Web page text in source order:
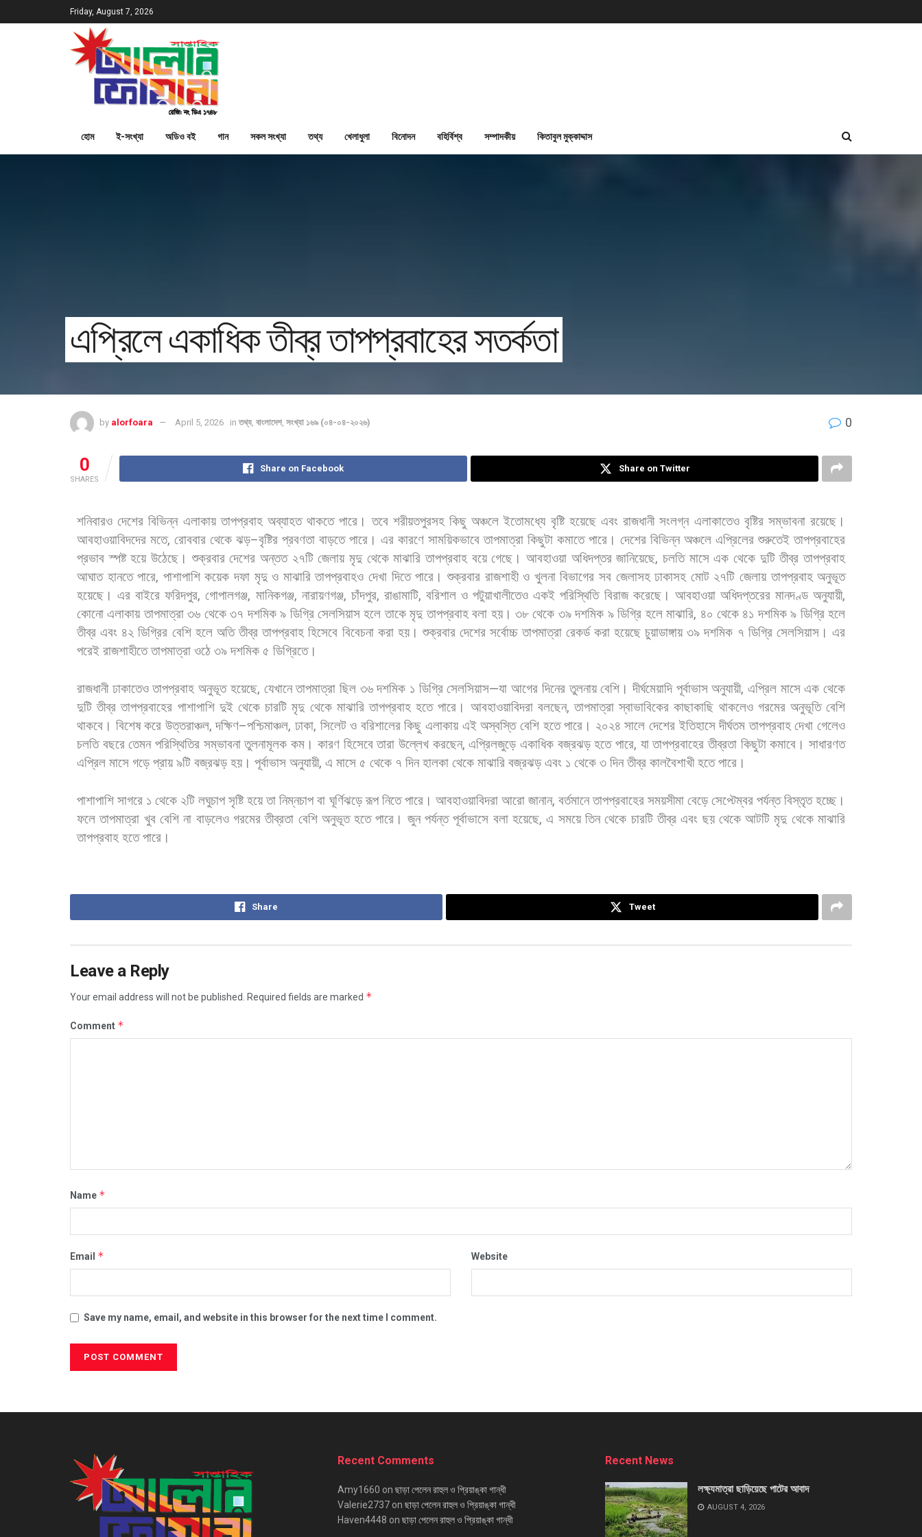
Friday, August 7, 2026
হোম ই-সংখ্যা অডিও বই গান সকল সংখ্যা তথ্য খেলাধুলা বিনোদন বহির্বিশ্ব সম্পাদকীয় কিতাবুল মুক্কাদ্দাস
এপ্রিলে একাধিক তীব্র তাপপ্রবাহের সতর্কতা
by alorfoara April 5, 2026 in তথ্য, বাংলাদেশ, সংখ্যা ১৬৯ (০৪-০৪-২০২৬) 0
0
SHARES
Share on Facebook Share on Twitter
শনিবারও দেশের বিভিন্ন এলাকায় তাপপ্রবাহ অব্যাহত থাকতে পারে। তবে শরীয়তপুরসহ কিছু অঞ্চলে ইতোমধ্যে বৃষ্টি হয়েছে এবং রাজধানী সংলগ্ন এলাকাতেও বৃষ্টির সম্ভাবনা রয়েছে।
আবহাওয়াবিদদের মতে, রোববার থেকে ঝড়–বৃষ্টির প্রবণতা বাড়তে পারে। এর কারণে সাময়িকভাবে তাপমাত্রা কিছুটা কমাতে পারে। দেশের বিভিন্ন অঞ্চলে এপ্রিলের শুরুতেই তাপপ্রবাহের
প্রভাব স্পষ্ট হয়ে উঠেছে। শুক্রবার দেশের অন্তত ২৭টি জেলায় মৃদু থেকে মাঝারি তাপপ্রবাহ বয়ে গেছে। আবহাওয়া অধিদপ্তর জানিয়েছে,চলতি মাসে এক থেকে দুটি তীব্র তাপপ্রবাহ
আঘাত হানতে পারে, পাশাপাশি কয়েক দফা মৃদু ও মাঝারি তাপপ্রবাহও দেখা দিতে পারে। শুক্রবার রাজশাহী ও খুলনা বিভাগের সব জেলাসহ ঢাকাসহ মোট ২৭টি জেলায় তাপপ্রবাহ অনুভূত
হয়েছে। এর বাইরে ফরিদপুর,গোপালগঞ্জ, মানিকগঞ্জ, নারায়ণগঞ্জ, চাঁদপুর, রাঙামাটি, বরিশাল ও পটুয়াখালীতেও একই পরিস্থিতি বিরাজ করেছে। আবহাওয়া অধিদপ্তরের মানদণ্ড অনুযায়ী,
কোনো এলাকায় তাপমাত্রা ৩৬ থেকে ৩৭ দশমিক ৯ ডিগ্রি সেলসিয়াস হলে তাকে মৃদু তাপপ্রবাহ বলা হয়। ৩৮ থেকে ৩৯ দশমিক ৯ ডিগ্রি হলে মাঝারি, ৪০ থেকে ৪১ দশমিক ৯ ডিগ্রি হলে
তীব্র এবং ৪২ ডিগ্রির বেশি হলে অতি তীব্র তাপপ্রবাহ হিসেবে বিবেচনা করা হয়। শুক্রবার দেশের সর্বোচ্চ তাপমাত্রা রেকর্ড করা হয়েছে চুয়াডাঙ্গায় ৩৯ দশমিক ৭ ডিগ্রি সেলসিয়াস। এর
পরেই রাজশাহীতে তাপমাত্রা ওঠে ৩৯ দশমিক ৫ ডিগ্রিতে।
রাজধানী ঢাকাতেও তাপপ্রবাহ অনুভূত হয়েছে, যেখানে তাপমাত্রা ছিল ৩৬ দশমিক ১ ডিগ্রি সেলসিয়াস—যা আগের দিনের তুলনায় বেশি। দীর্ঘমেয়াদি পূর্বাভাস অনুযায়ী,এপ্রিল মাসে এক থেকে
দুটি তীব্র তাপপ্রবাহের পাশাপাশি দুই থেকে চারটি মৃদু থেকে মাঝারি তাপপ্রবাহ হতে পারে। আবহাওয়াবিদরা বলছেন,তাপমাত্রা স্বাভাবিকের কাছাকাছি থাকলেও গরমের অনুভূতি বেশি
থাকবে। বিশেষ করে উত্তরাঞ্চল,দক্ষিণ–পশ্চিমাঞ্চল,ঢাকা, সিলেট ও বরিশালের কিছু এলাকায় এই অস্বস্তি বেশি হতে পারে। ২০২৪ সালে দেশের ইতিহাসে দীর্ঘতম তাপপ্রবাহ দেখা গেলেও
চলতি বছরে তেমন পরিস্থিতির সম্ভাবনা তুলনামূলক কম। কারণ হিসেবে তারা উল্লেখ করছেন,এপ্রিলজুড়ে একাধিক বজ্রঝড় হতে পারে, যা তাপপ্রবাহের তীব্রতা কিছুটা কমাবে। সাধারণত
এপ্রিল মাসে গড়ে প্রায় ৯টি বজ্রঝড় হয়। পূর্বাভাস অনুযায়ী, এ মাসে ৫ থেকে ৭ দিন হালকা থেকে মাঝারি বজ্রঝড় এবং ১ থেকে ৩ দিন তীব্র কালবৈশাখী হতে পারে।
পাশাপাশি সাগরে ১ থেকে ২টি লঘুচাপ সৃষ্টি হয়ে তা নিম্নচাপ বা ঘূর্ণিঝড়ে রূপ নিতে পারে। আবহাওয়াবিদরা আরো জানান, বর্তমানে তাপপ্রবাহের সময়সীমা বেড়ে সেপ্টেম্বর পর্যন্ত বিস্তৃত হচ্ছে।
ফলে তাপমাত্রা খুব বেশি না বাড়লেও গরমের তীব্রতা বেশি অনুভূত হতে পারে। জুন পর্যন্ত পূর্বাভাসে বলা হয়েছে,এ সময়ে তিন থেকে চারটি তীব্র এবং ছয় থেকে আটটি মৃদু থেকে মাঝারি
তাপপ্রবাহ হতে পারে।
Share Tweet
Leave a Reply
Your email address will not be published. Required fields are marked *
Comment *
Name *
Email * Website
Save my name, email, and website in this browser for the next time I comment.
Recent Comments
Amy1660 on ছাড়া পেলেন রাহুল ও প্রিয়াঙ্কা গান্ধী
Valerie2737 on ছাড়া পেলেন রাহুল ও প্রিয়াঙ্কা গান্ধী
Haven4448 on ছাড়া পেলেন রাহুল ও প্রিয়াঙ্কা গান্ধী
Recent News
লক্ষ্যমাত্রা ছাড়িয়েছে পাটের আবাদ
AUGUST 4, 2026